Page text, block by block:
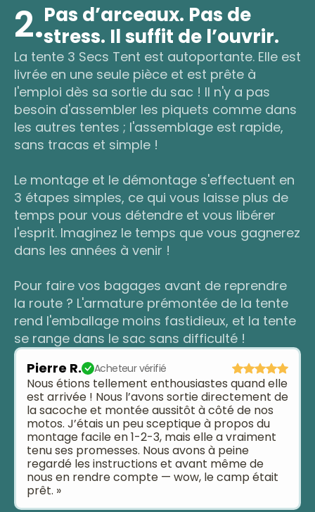
2.Pas d’arceaux. Pas de
stress. Il suffit de l’ouvrir.
La tente 3 Secs Tent est autoportante. Elle est
livrée en une seule pièce et est prête à
l'emploi dès sa sortie du sac ! Il n'y a pas
besoin d'assembler les piquets comme dans
les autres tentes ; l'assemblage est rapide,
sans tracas et simple !
Le montage et le démontage s'effectuent en
3 étapes simples, ce qui vous laisse plus de
temps pour vous détendre et vous libérer
l'esprit. Imaginez le temps que vous gagnerez
dans les années à venir !
Pour faire vos bagages avant de reprendre
la route ? L'armature prémontée de la tente
rend l'emballage moins fastidieux, et la tente
se range dans le sac sans difficulté !
Pierre R.
Acheteur vérifié
Nous étions tellement enthousiastes quand elle
est arrivée ! Nous l’avons sortie directement de
la sacoche et montée aussitôt à côté de nos
motos. J’étais un peu sceptique à propos du
montage facile en 1-2-3, mais elle a vraiment
tenu ses promesses. Nous avons à peine
regardé les instructions et avant même de
nous en rendre compte — wow, le camp était
prêt. »